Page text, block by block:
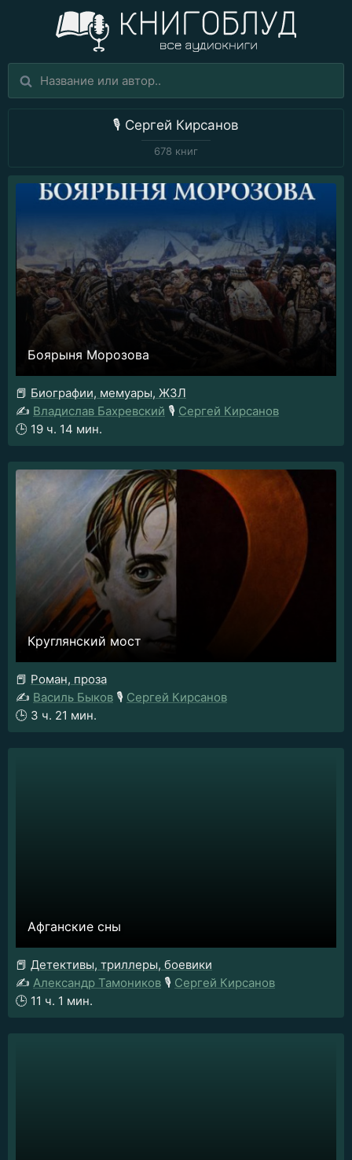
🎙️ Сергей Кирсанов
678 книг
Боярыня Морозова
📕 Биографии, мемуары, ЖЗЛ
✍️ Владислав Бахревский 🎙️ Сергей Кирсанов
🕒 19 ч. 14 мин.
Круглянский мост
📕 Роман, проза
✍️ Василь Быков 🎙️ Сергей Кирсанов
🕒 3 ч. 21 мин.
Афганские сны
📕 Детективы, триллеры, боевики
✍️ Александр Тамоников 🎙️ Сергей Кирсанов
🕒 11 ч. 1 мин.